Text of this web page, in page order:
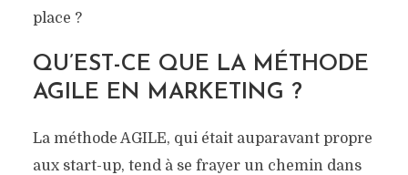
place ?
QU’EST-CE QUE LA MÉTHODE
AGILE EN MARKETING ?
La méthode AGILE, qui était auparavant propre
aux start-up, tend à se frayer un chemin dans